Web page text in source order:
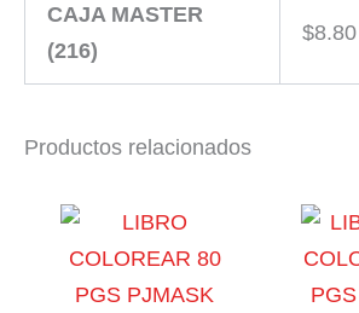
CAJA MASTER
(216)
$8.80
Productos relacionados